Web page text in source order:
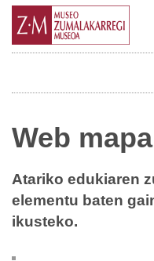
Web mapa
Atariko edukiaren
elementu baten
ikusteko.